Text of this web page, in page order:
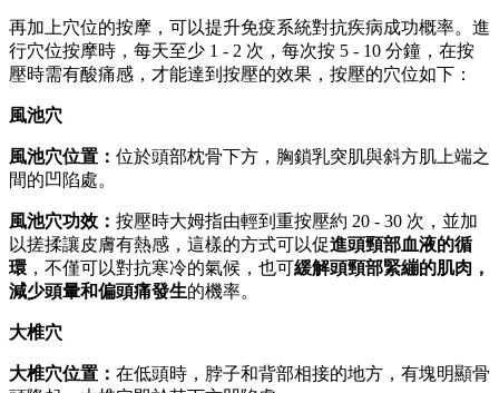
再加上穴位的按摩，可以提升免疫系統對抗疾病成功概率。進
行穴位按摩時，每天至少 1 - 2 次，每次按 5 - 10 分鐘，在按
壓時需有酸痛感，才能達到按壓的效果，按壓的穴位如下：
風池穴
風池穴位置： 位於頭部枕骨下方，胸鎖乳突肌與斜方肌上端之
間的凹陷處。
風池穴功效： 按壓時大姆指由輕到重按壓約 20 - 30 次，並加
以搓揉讓皮膚有熱感，這樣的方式可以促進頭頸部血液的循
環 ，不僅可以對抗寒冷的氣候，也可緩解頭頸部緊繃的肌肉，
減少頭暈和偏頭痛發生的機率。
大椎穴
大椎穴位置： 在低頭時，脖子和背部相接的地方，有塊明顯骨